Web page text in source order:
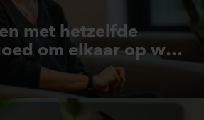
met hetzelfde
om elkaar op weg